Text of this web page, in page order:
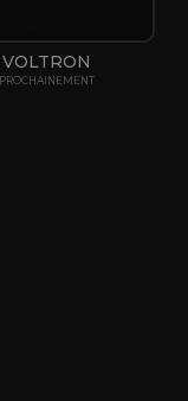
VOLTRON
PROCHAINEMENT